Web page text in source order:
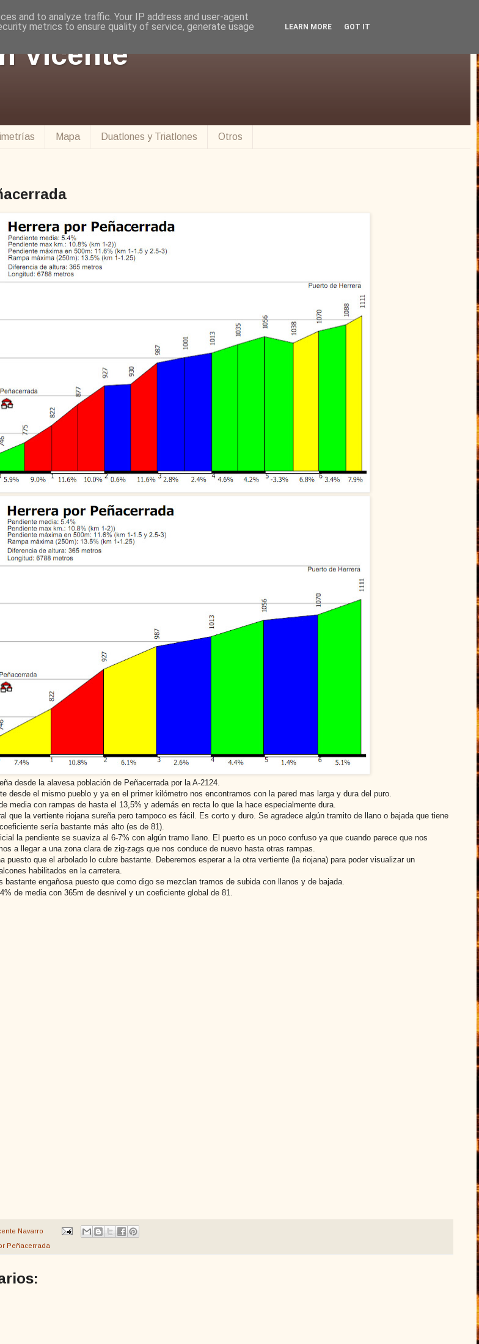
Vicente
Mapa Duatlones y Triatlones Otros
desde la alavesa población de Peñacerrada por la A-2124.
desde el mismo pueblo y ya en el primer kilómetro nos encontramos con la pared mas larga y dura del puro.
media con rampas de hasta el 13,5% y además en recta lo que la hace especialmente dura.
que la vertiente riojana sureña pero tampoco es fácil. Es corto y duro. Se agradece algún tramito de llano o bajada que tiene
sería bastante más alto (es de 81).
la pendiente se suaviza al 6-7% con algún tramo llano. El puerto es un poco confuso ya que cuando parece que nos
a llegar a una zona clara de zig-zags que nos conduce de nuevo hasta otras rampas.
puesto que el arbolado lo cubre bastante. Deberemos esperar a la otra vertiente (la riojana) para poder visualizar un
habilitados en la carretera.
bastante engañosa puesto que como digo se mezclan tramos de subida con llanos y de bajada.
de media con 365m de desnivel y un coeficiente global de 81.
Navarro
Peñacerrada
and to analyze traffic. Your IP address and user-agent
metrics to ensure quality of service, generate usage
LEARN MORE GOT IT